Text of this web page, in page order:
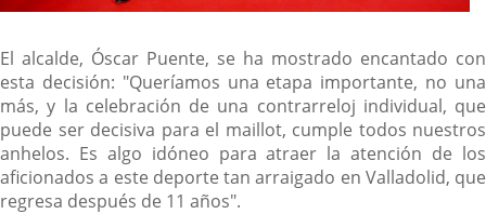
El alcalde, Óscar Puente, se ha mostrado encantado con
esta decisión: "Queríamos una etapa importante, no una
más, y la celebración de una contrarreloj individual, que
puede ser decisiva para el maillot, cumple todos nuestros
anhelos. Es algo idóneo para atraer la atención de los
aficionados a este deporte tan arraigado en Valladolid, que
regresa después de 11 años".